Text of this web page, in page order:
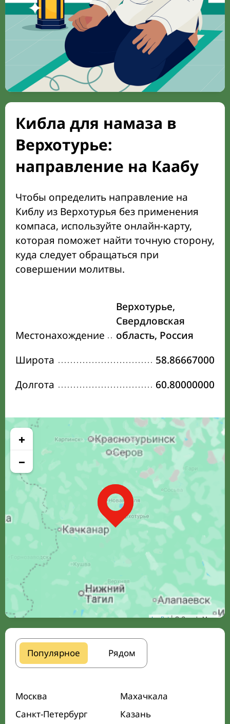
Кибла для намаза в
Верхотурье:
направление на Каабу
Чтобы определить направление на
Киблу из Верхотурья без применения
компаса, используйте онлайн-карту,
которая поможет найти точную сторону,
куда следует обращаться при
совершении молитвы.
Местонахождение
Верхотурье,
Свердловская
область, Россия
Широта
58.86667000
Долгота
60.80000000
+
−
Leaflet| © Google Maps
Популярное Рядом
Москва
Махачкала
Санкт-Петербург
Казань